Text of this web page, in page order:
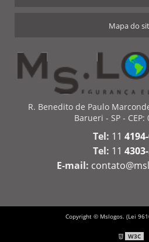
Mapa do
R. Benedito de Paulo
Barueri - SP - CEP:
Tel: 11
Tel: 11
E-mail:
Copyright © Mslogos. (Lei
W3C